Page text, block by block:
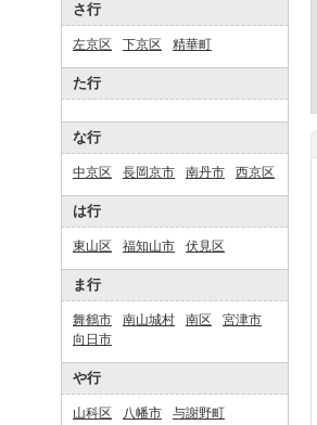
さ行
左京区 下京区 精華町
た行
な行
中京区 長岡京市 南丹市 西京区
は行
東山区 福知山市 伏見区
ま行
舞鶴市 南山城村 南区
宮津市
向日市
や行
山科区 八幡市 与謝野町